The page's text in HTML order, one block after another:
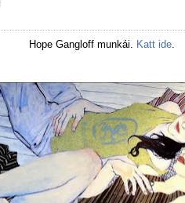
Hope Gangloff munkái. Katt ide.